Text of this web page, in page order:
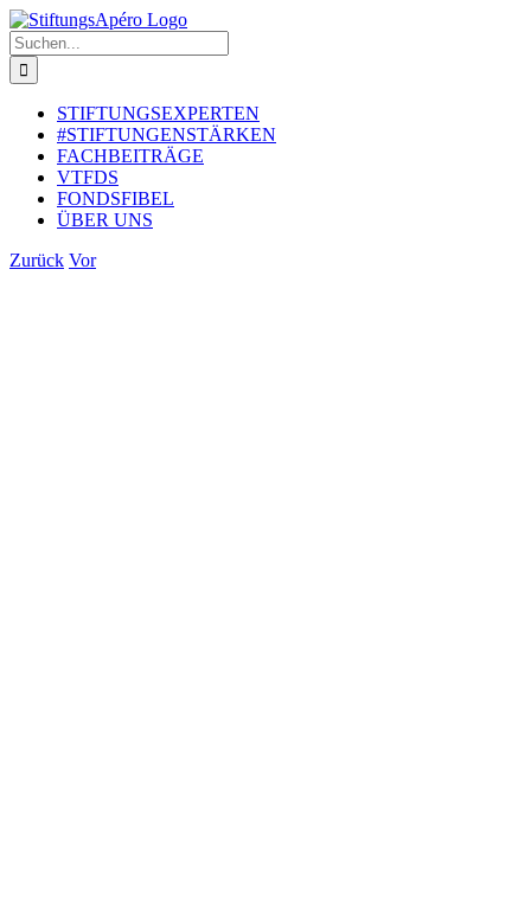
Zum
Inhalt
springen
Suche
nach:
STIFTUNGSEXPERTEN
#STIFTUNGENSTÄRKEN
FACHBEITRÄGE
VTFDS
FONDSFIBEL
ÜBER UNS
Zurück Vor